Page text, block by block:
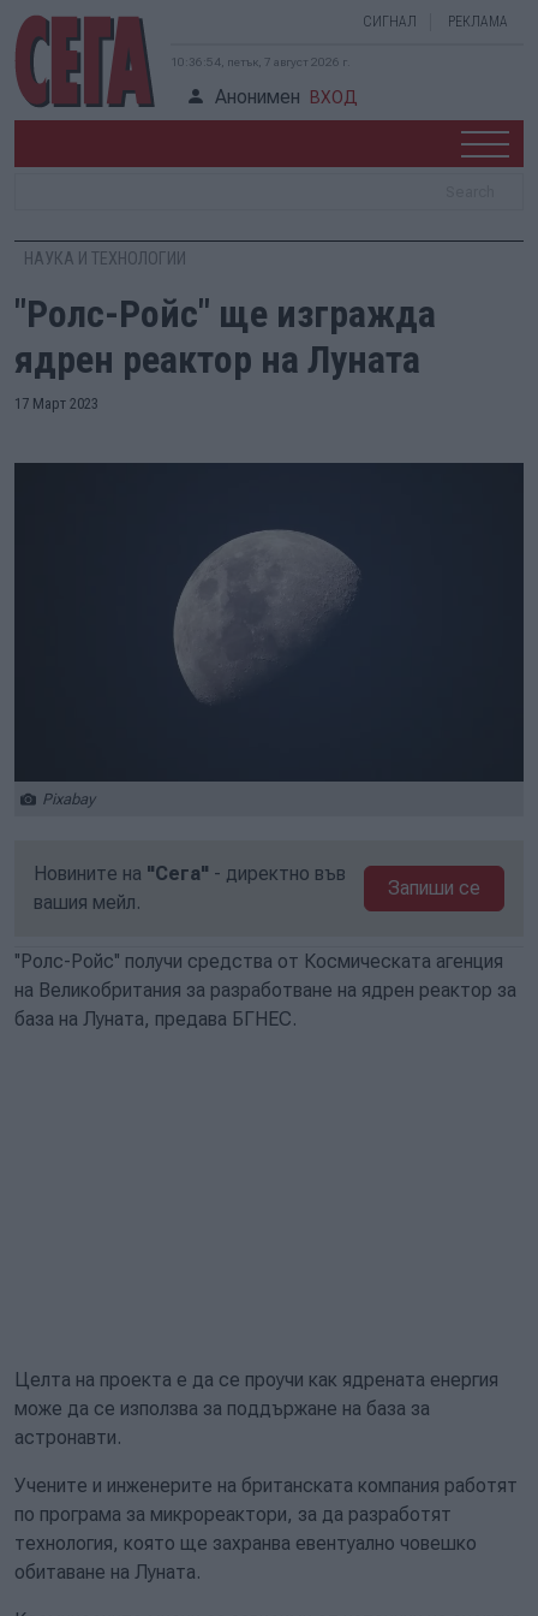
СИГНАЛ РЕКЛАМА
10:36:55, петък, 7 август 2026 г.
Анонимен ВХОД
НАУКА И ТЕХНОЛОГИИ
"Ролс-Ройс" ще изгражда
ядрен реактор на Луната
17 Март 2023
Pixabay
Новините на "Сега" - директно във
вашия мейл.
Запиши се
''Ролс-Ройс'' получи средства от Космическата агенция
на Великобритания за разработване на ядрен реактор за
база на Луната, предава БГНЕС.
Целта на проекта е да се проучи как ядрената енергия
може да се използва за поддържане на база за
астронавти.
Учените и инженерите на британската компания работят
по програма за микрореактори, за да разработят
технология, която ще захранва евентуално човешко
обитаване на Луната.